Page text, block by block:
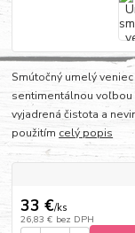
Smútočný umelý
sentimentálnou voľbou
vyjadrená čistota a
použitím celý popis
33 €/ks
26,83 € bez DPH